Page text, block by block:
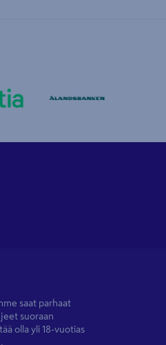
saat parhaat
suoraan
olla yli 18-vuotias